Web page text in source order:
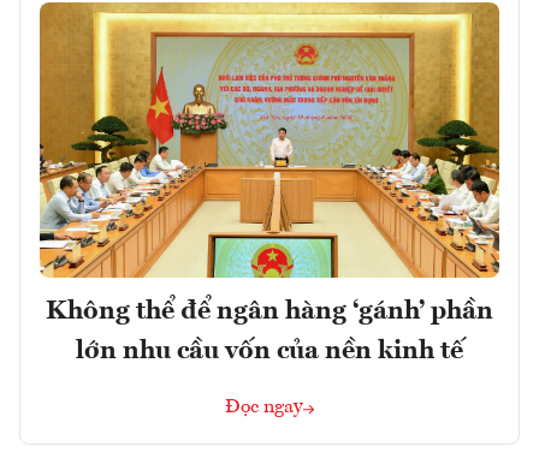
Không thể để ngân hàng ‘gánh’ phần
lớn nhu cầu vốn của nền kinh tế
Đọc ngay